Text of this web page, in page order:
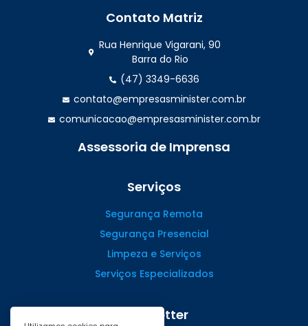
Contato Matriz
Rua Henrique Vigarani, 90
Barra do Rio
(47) 3349-6636
contato@empresasminister.com.br
comunicacao@empresasminister.com.br
(47) 99988.4642
Assessoria de Imprensa
Serviços
Segurança Remota
Segurança Presencial
Limpeza e Serviços
Serviços Especializados
Newsletter